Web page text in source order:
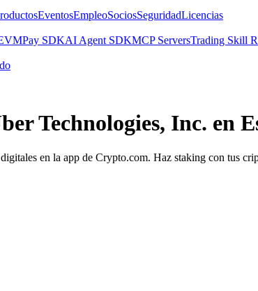
EventosEmpleoSociosSeguridadLicencias
Pay SDKAI Agent SDKMCP ServersTrading Skill
Technologies, Inc. en
en la app de Crypto.com. Haz staking con tus